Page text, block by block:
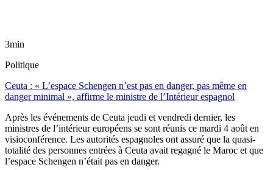
3min
Politique
Ceuta : « L’espace Schengen n’est pas en danger, pas même en
danger minimal », affirme le ministre de l’Intérieur espagnol
Après les événements de Ceuta jeudi et vendredi dernier, les
ministres de l’intérieur européens se sont réunis ce mardi 4 août en
visioconférence. Les autorités espagnoles ont assuré que la quasi-
totalité des personnes entrées à Ceuta avait regagné le Maroc et que
l’espace Schengen n’était pas en danger.